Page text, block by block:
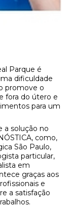
Parque é
dificuldade
promove o
fora do útero e
para um
a solução no
como,
São Paulo,
particular,
em
graças aos
e
a satisfação